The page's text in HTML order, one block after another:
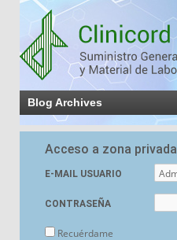
Blog Archives
Acceso a zona privada
E-MAIL USUARIO
CONTRASEÑA
Recuérdame